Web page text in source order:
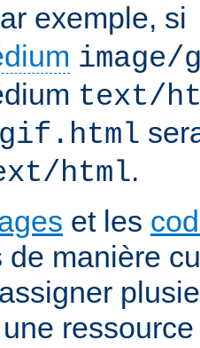
exemple, si
text/
html.
et les
de manière